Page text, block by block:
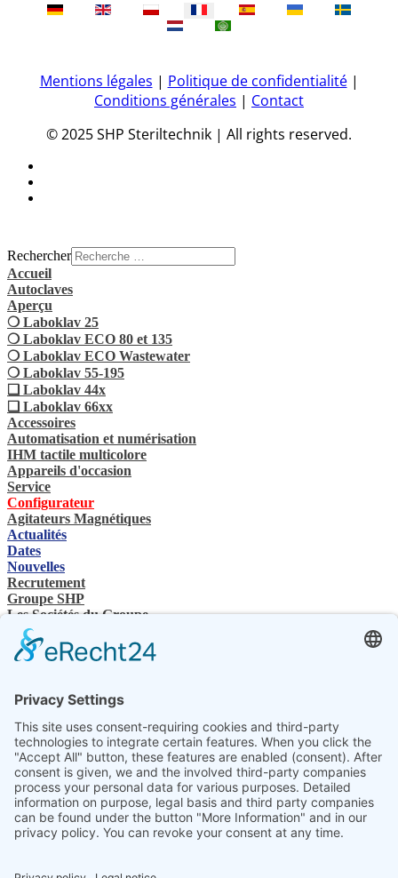
Mentions légales | Politique de confidentialité|
Conditions générales | Contact
© 2025 SHP Steriltechnik | All rights reserved.
Rechercher
Accueil
Autoclaves
Aperçu
❍ Laboklav 25
❍ Laboklav ECO 80 et 135
❍ Laboklav ECO Wastewater
❍ Laboklav 55-195
❏ Laboklav 44x
❏ Laboklav 66xx
Accessoires
Automatisation et numérisation
IHM tactile multicolore
Appareils d'occasion
Service
Configurateur
Agitateurs Magnétiques
Actualités
Dates
Nouvelles
Recrutement
Groupe SHP
Les Sociétés du Groupe
Contacts
Nous contactez
Revendeurs spécialisés
Téléchargements SHP
Sélectionnez votre langue
DE
EN
PL